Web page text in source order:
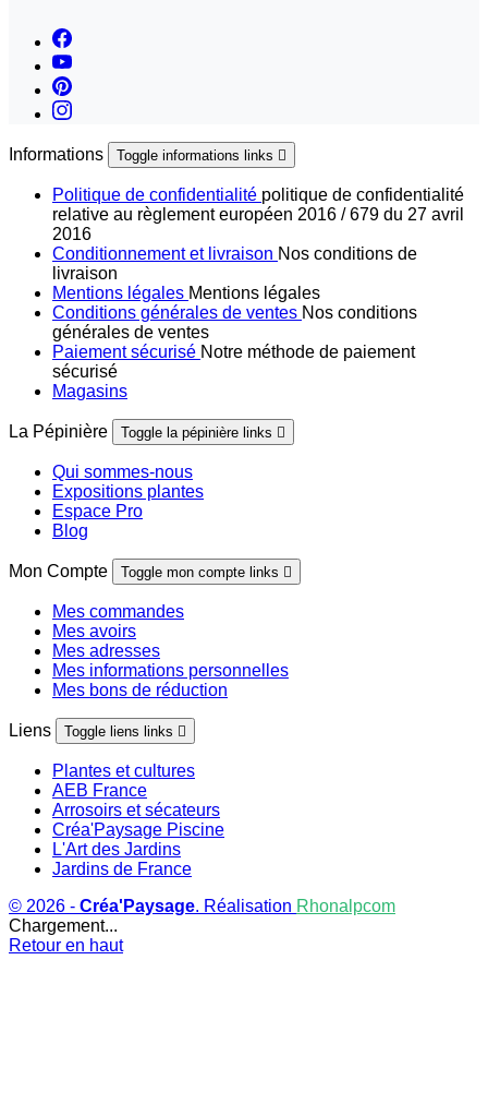
Informations Toggle informations links 
Politique de confidentialité politique de confidentialité
relative au règlement européen 2016 / 679 du 27 avril
2016
Conditionnement et livraison Nos conditions de
livraison
Mentions légales Mentions légales
Conditions générales de ventes Nos conditions
générales de ventes
Paiement sécurisé Notre méthode de paiement
sécurisé
Magasins
La Pépinière Toggle la pépinière links 
Qui sommes-nous
Expositions plantes
Espace Pro
Blog
Mon Compte Toggle mon compte links 
Mes commandes
Mes avoirs
Mes adresses
Mes informations personnelles
Mes bons de réduction
Liens Toggle liens links 
Plantes et cultures
AEB France
Arrosoirs et sécateurs
Créa'Paysage Piscine
L'Art des Jardins
Jardins de France
© 2026 - Créa'Paysage. Réalisation Rhonalpcom
Chargement...
Retour en haut